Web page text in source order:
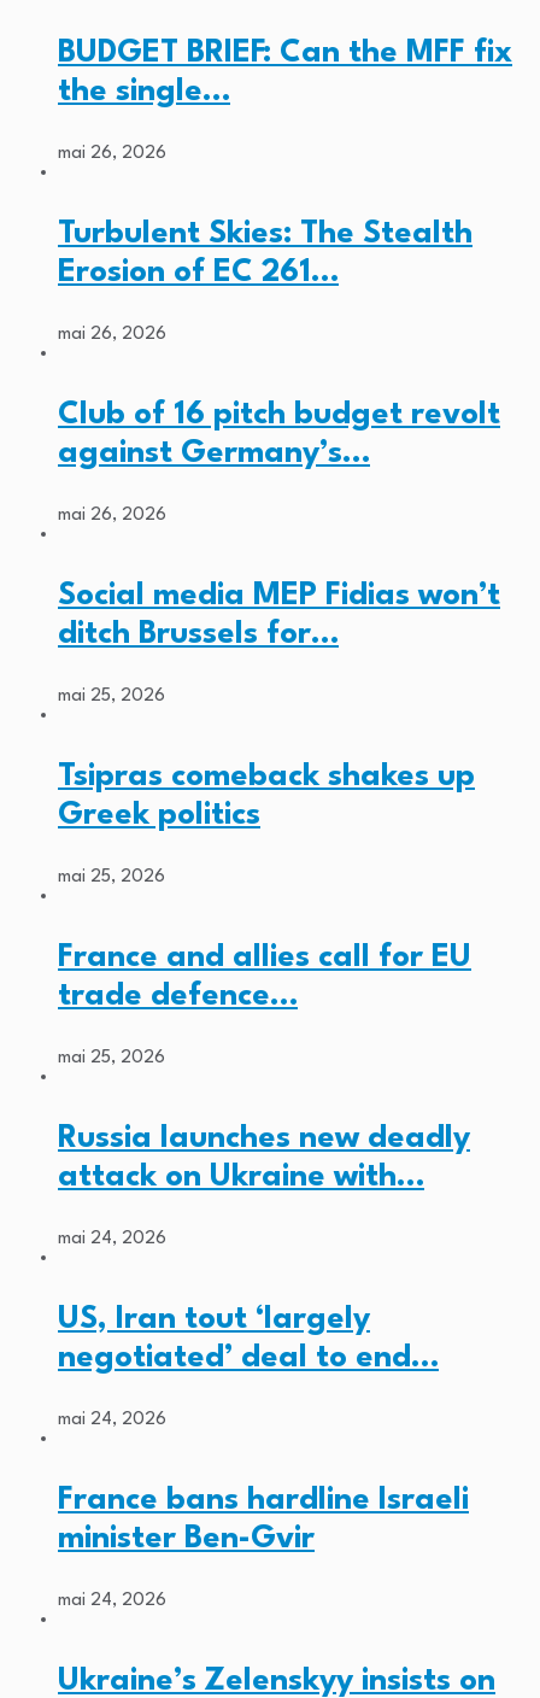
BUDGET BRIEF: Can the MFF fix
the single…
mai 26, 2026
Turbulent Skies: The Stealth
Erosion of EC 261…
mai 26, 2026
Club of 16 pitch budget revolt
against Germany’s…
mai 26, 2026
Social media MEP Fidias won’t
ditch Brussels for…
mai 25, 2026
Tsipras comeback shakes up
Greek politics
mai 25, 2026
France and allies call for EU
trade defence…
mai 25, 2026
Russia launches new deadly
attack on Ukraine with…
mai 24, 2026
US, Iran tout ‘largely
negotiated’ deal to end…
mai 24, 2026
France bans hardline Israeli
minister Ben-Gvir
mai 24, 2026
Ukraine’s Zelenskyy insists on